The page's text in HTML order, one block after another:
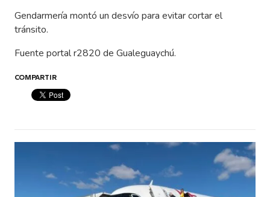
Gendarmería montó un desvío para evitar cortar el
tránsito.
Fuente portal r2820 de Gualeguaychú.
COMPARTIR